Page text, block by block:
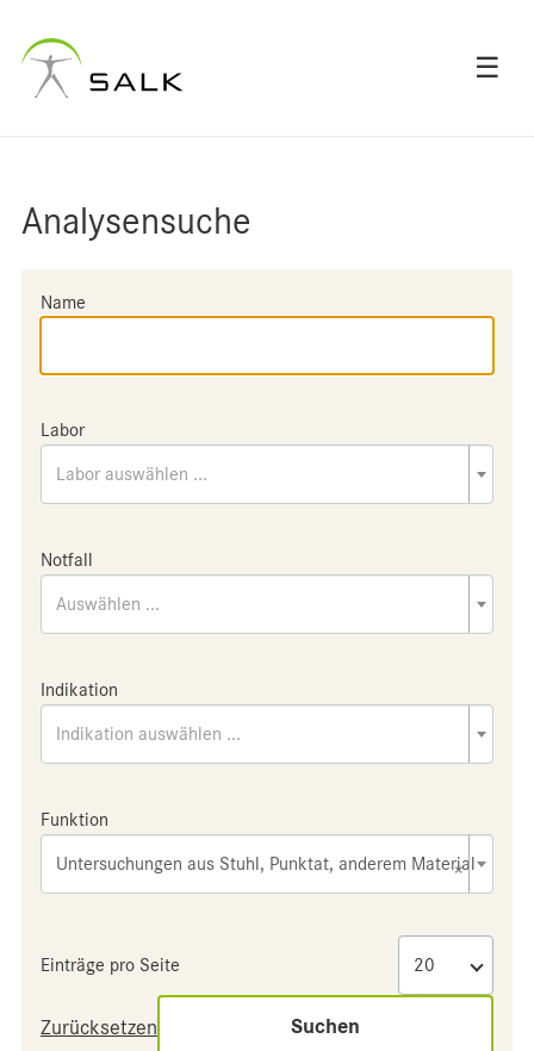
☰
Analysensuche
Name
Labor
Labor auswählen ...
Notfall
Auswählen ...
Indikation
Indikation auswählen ...
Funktion
×
Untersuchungen aus Stuhl, Punktat, anderem Material
Einträge pro Seite
Zurücksetzen Suchen